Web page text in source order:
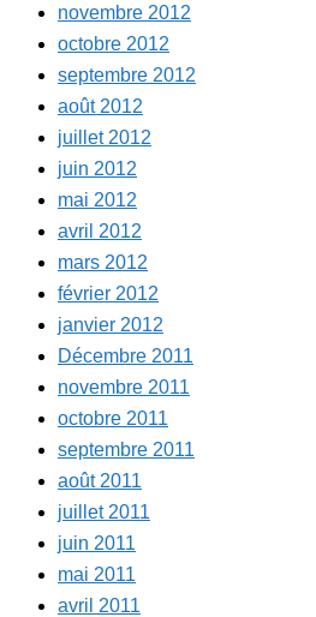
novembre 2012
octobre 2012
septembre 2012
août 2012
juillet 2012
juin 2012
mai 2012
avril 2012
mars 2012
février 2012
janvier 2012
Décembre 2011
novembre 2011
octobre 2011
septembre 2011
août 2011
juillet 2011
juin 2011
mai 2011
avril 2011